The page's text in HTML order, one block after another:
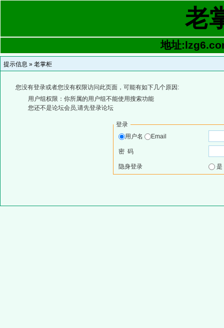
老
地址
提示信息 » 老掌柜
您没有登录或者您没有权限访问此页面，可能有如下几个原因:
用户组权限：你所属的用户组不能使用搜索功能
您还不是论坛会员,请先登录论坛
登录
用户名
Email
密 码
隐身登录